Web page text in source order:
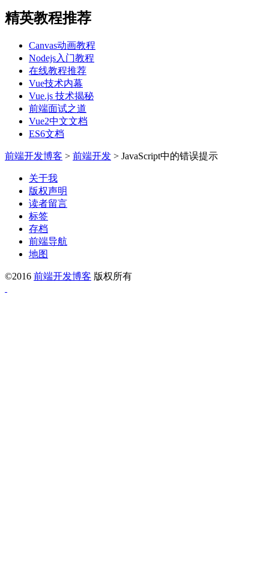
精英教程推荐
Canvas动画教程
Nodejs入门教程
在线教程推荐
Vue技术内幕
Vue.js 技术揭秘
前端面试之道
Vue2中文文档
ES6文档
前端开发博客 > 前端开发 > JavaScript中的错误提示
关于我
版权声明
读者留言
标签
存档
前端导航
地图
©2016 前端开发博客 版权所有